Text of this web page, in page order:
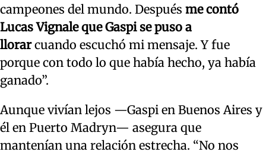
campeones del mundo. Después me contó
Lucas Vignale que Gaspi se puso a
llorarcuando escuchó mi mensaje. Y fue
porque con todo lo que había hecho, ya había
ganado”.
Aunque vivían lejos —Gaspi en Buenos Aires y
él en Puerto Madryn— asegura que
mantenían una relación estrecha. “No nos